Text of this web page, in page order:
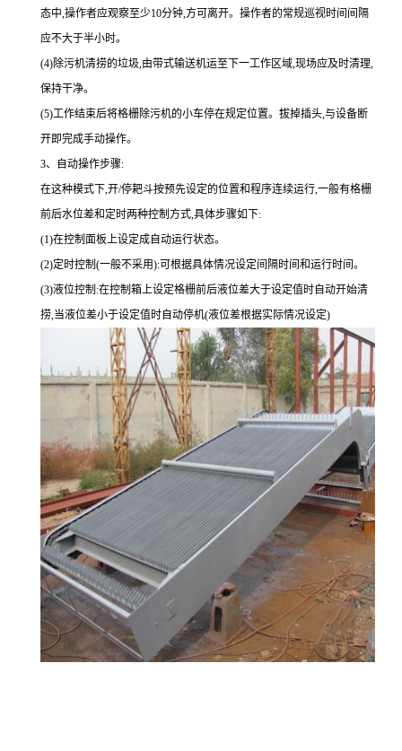
态中,操作者应观察至少10分钟,方可离开。操作者的常规巡视时间间隔
应不大于半小时。
(4)除污机清捞的垃圾,由带式输送机运至下一工作区域,现场应及时清理,
保持干净。
(5)工作结束后将格栅除污机的小车停在规定位置。拔掉插头,与设备断
开即完成手动操作。
3、自动操作步骤:
在这种模式下,开/停耙斗按预先设定的位置和程序连续运行,一般有格栅
前后水位差和定时两种控制方式,具体步骤如下:
(1)在控制面板上设定成自动运行状态。
(2)定时控制(一般不采用):可根据具体情况设定间隔时间和运行时间。
(3)液位控制:在控制箱上设定格栅前后液位差大于设定值时自动开始清
捞,当液位差小于设定值时自动停机(液位差根据实际情况设定)